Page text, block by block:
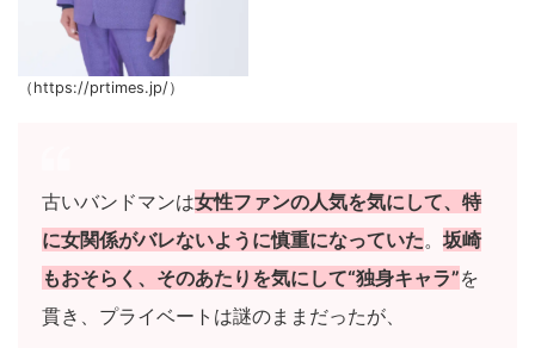
（https://prtimes.jp/）
古いバンドマンは女性ファンの人気を気にして、特
に女関係がバレないように慎重になっていた。 坂崎
もおそらく、そのあたりを気にして“独身キャラ”を
貫き、プライベートは謎のままだったが、